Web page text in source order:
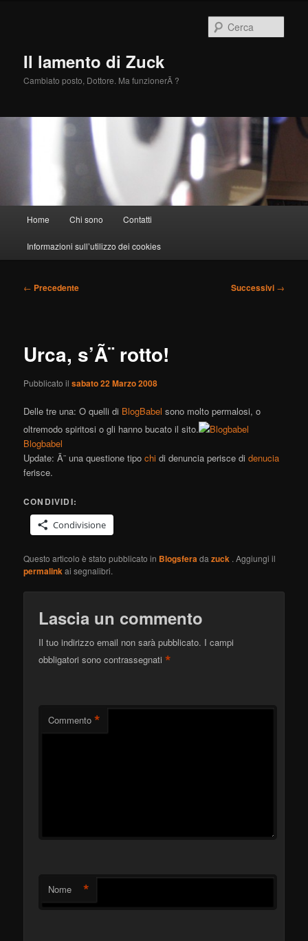
Il lamento di Zuck
Cambiato posto, Dottore. Ma funzionerÃ ?
principale
Home Chi sono Contatti
Informazioni sull’utilizzo dei cookies
Navigazione
← Precedente Successivi →
Urca, s’Ã¨ rotto!
Pubblicato ilsabato 22 Marzo 2008
Delle tre una: O quelli di BlogBabel sono molto permalosi, o
oltremodo spiritosi o gli hanno bucato il sito.
Blogbabel
Update: Ã¨ una questione tipochi di denuncia perisce didenucia
ferisce.
CONDIVIDI:
Condivisione
Questo articolo è stato pubblicato in Blogsferadazuck . Aggiungi il
permalinkai segnalibri.
Lascia un commento
Il tuo indirizzo email non sarà pubblicato. I campi
obbligatori sono contrassegnati*
Commento *
Nome *